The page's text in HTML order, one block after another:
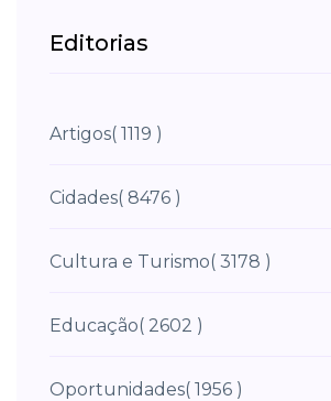
Editorias
Artigos( 1119 )
Cidades( 8476 )
Cultura e Turismo( 3178 )
Educação( 2602 )
Oportunidades( 1956 )